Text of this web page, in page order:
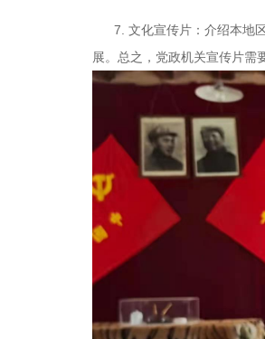
7. 文化宣传片：介绍本地区
展。总之，党政机关宣传片需